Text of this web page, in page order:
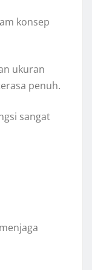
konsep
ukuran
penuh.
sangat